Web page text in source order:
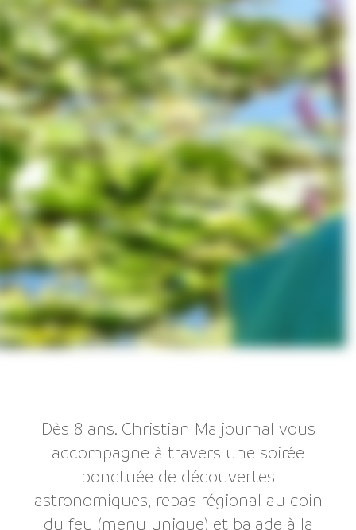
Dès 8 ans. Christian Maljournal vous
accompagne à travers une soirée
ponctuée de découvertes
astronomiques, repas régional au coin
du feu (menu unique) et balade à la